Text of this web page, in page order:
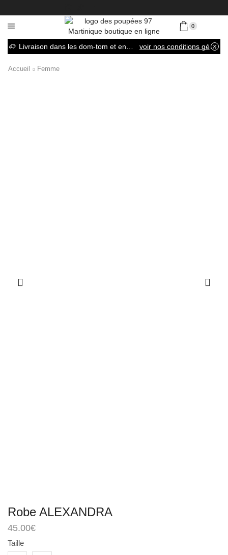
0
voir nos conditions générales de vente
Accueil Femme
Robe ALEXANDRA
45.00€
Taille